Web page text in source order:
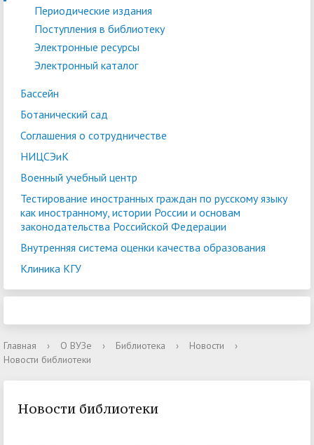
Периодические издания
Поступления в библиотеку
Электронные ресурсы
Электронный каталог
Бассейн
Ботанический сад
Соглашения о сотрудничестве
НИЦСЭиК
Военный учебный центр
Тестирование иностранных граждан по русскому языку
как иностранному, истории России и основам
законодательства Российской Федерации
Внутренняя система оценки качества образования
Клиника КГУ
Главная › О ВУЗе › Библиотека › Новости
›
Новости библиотеки
Новости библиотеки